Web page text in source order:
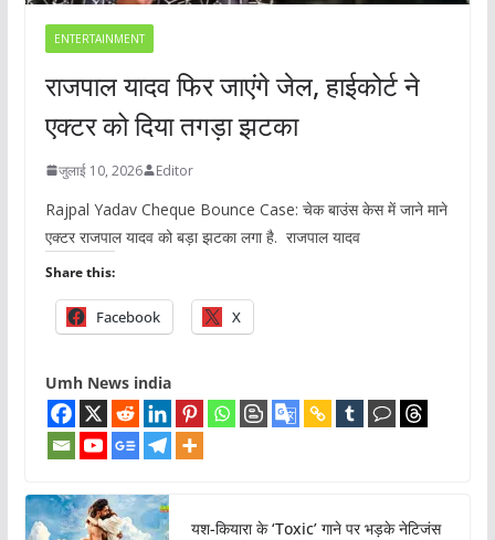
ENTERTAINMENT
राजपाल यादव फिर जाएंगे जेल, हाईकोर्ट ने
एक्टर को दिया तगड़ा झटका
जुलाई 10, 2026 Editor
Rajpal Yadav Cheque Bounce Case: चेक बाउंस केस में जाने माने
एक्टर राजपाल यादव को बड़ा झटका लगा है. राजपाल यादव
Share this:
Facebook X
Umh News india
यश-कियारा के ‘Toxic’ गाने पर भड़के नेटिजंस